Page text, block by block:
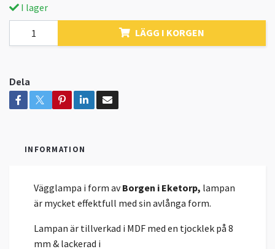
I lager
LÄGG I KORGEN
Dela
INFORMATION
Vägglampa i form avBorgen i Eketorp, lampan
är mycket effektfull med sin avlånga form.
Lampan är tillverkad i MDF med en tjocklek på 8
mm & lackerad i